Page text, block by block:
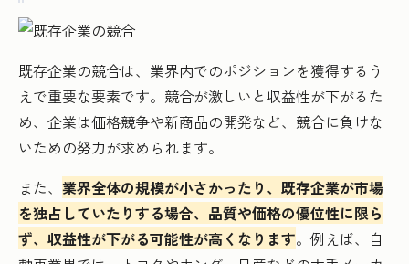
既存企業の競合は、業界内でのポジションを獲得するう
えで重要な要素です。競合が激しいと収益性が下がるた
め、企業は価格競争や新商品の開発など、競合に負けな
いための努力が求められます。
また、 業界全体の規模が小さかったり、既存企業が市場
を独占していたりする場合、品質や価格の優位性に限ら
ず、収益性が下がる可能性が高くなります。例えば、自